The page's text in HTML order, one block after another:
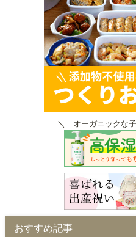
＼ オーガニックな
おすすめ記事